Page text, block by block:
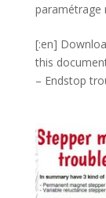
paramétrage
[:en]
this
– Endstop